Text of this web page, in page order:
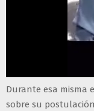
Durante esa misma
sobre su